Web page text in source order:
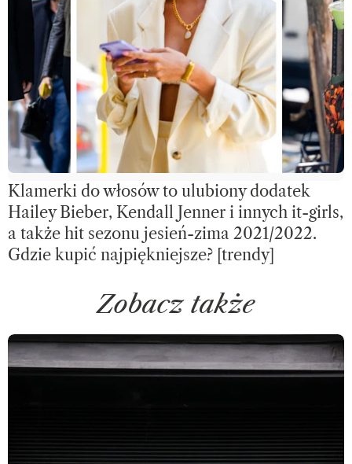
Klamerki do włosów to ulubiony dodatek
Hailey Bieber, Kendall Jenner i innych it-girls,
a także hit sezonu jesień-zima 2021/2022.
Gdzie kupić najpiękniejsze? [trendy]
Zobacz także